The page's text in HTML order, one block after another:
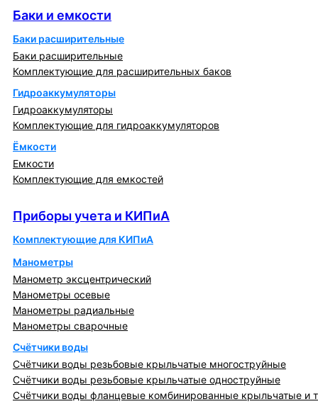
Баки и емкости
Баки расширительные
Баки расширительные
Комплектующие для расширительных баков
Гидроаккумуляторы
Гидроаккумуляторы
Комплектующие для гидроаккумуляторов
Ёмкости
Емкости
Комплектующие для емкостей
Приборы учета и КИПиА
Комплектующие для КИПиА
Манометры
Манометр эксцентрический
Манометры осевые
Манометры радиальные
Манометры сварочные
Счётчики воды
Счётчики воды резьбовые крыльчатые многоструйные
Счётчики воды резьбовые крыльчатые одноструйные
Счётчики воды фланцевые комбинированные крыльчатые и